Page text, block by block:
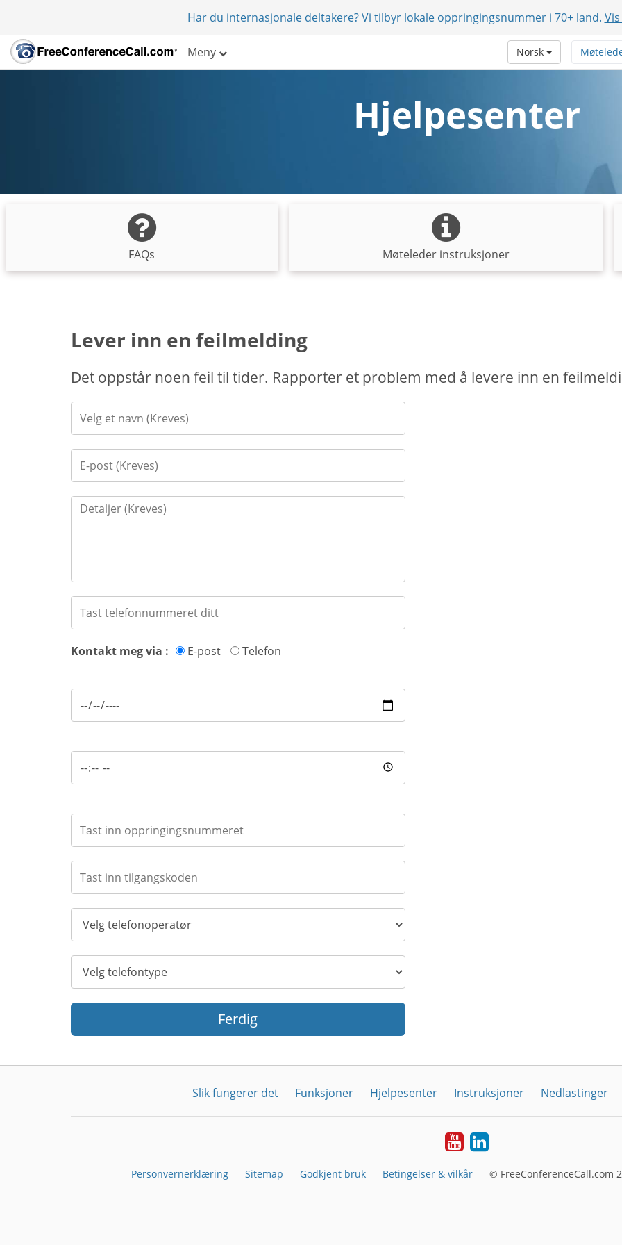
Har du internasjonale deltakere? Vi tilbyr lokale oppringingsnummer i 70+ land.
Meny Norsk
Hjelpesenter
FAQs Møteleder instruksjoner
Lever inn en feilmelding
Det oppstår noen feil til tider. Rapporter et problem med å levere inn en
Kontakt meg via : E-post Telefon
Ferdig
Slik fungerer det Funksjoner Hjelpesenter Instruksjoner Nedlastinger
YouTubeLinkedin
Personvernerklæring Sitemap Godkjent bruk Betingelser & vilkår © FreeConferenceCall.com